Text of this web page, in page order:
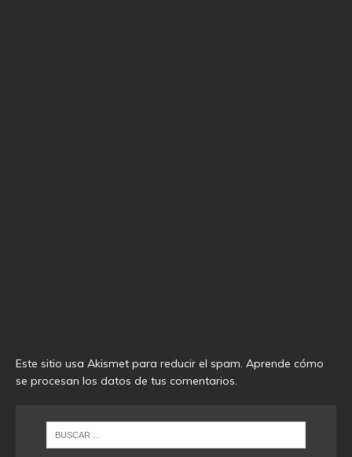
Este sitio usa Akismet para reducir el spam. Aprende cómo
se procesan los datos de tus comentarios.